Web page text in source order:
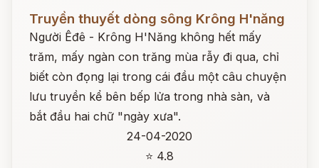
Đọc ngay
Truyền thuyết dòng sông Krông H'năng
Người Êđê - Krông H'Năng không hết mấy
trăm, mấy ngàn con trăng mùa rẫy đi qua, chỉ
biết còn đọng lại trong cái đầu một câu chuyện
lưu truyền kể bên bếp lửa trong nhà sàn, và
bắt đầu hai chữ "ngày xưa".
24-04-2020
⭐ 4.8